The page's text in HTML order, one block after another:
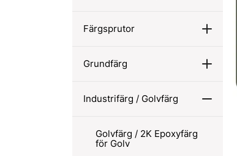
Färgsprutor
Grundfärg
Industrifärg / Golvfärg
Golvfärg / 2K Epoxyfärg
för Golv